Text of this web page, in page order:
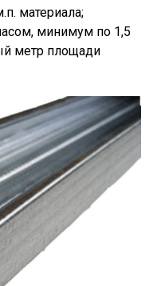
материала;
минимум по 1,5
метр площади